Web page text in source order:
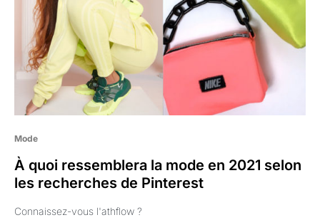
Mode
À quoi ressemblera la mode en 2021 selon
les recherches de Pinterest
Connaissez-vous l'athflow ?